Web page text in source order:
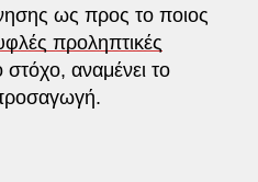
ως προς το ποιος
προληπτικές
στόχο, αναμένει το